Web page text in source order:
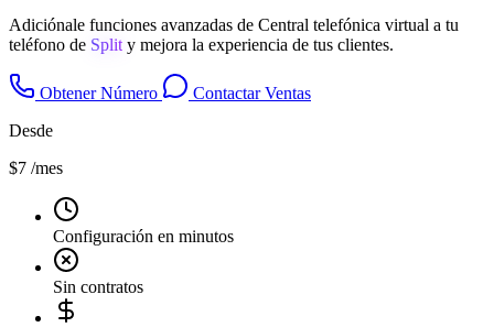
Adiciónale funciones avanzadas de Central telefónica virtual a tu
teléfono de Split y mejora la experiencia de tus clientes.
Obtener Número
Contactar Ventas
Desde
$7 /mes
Configuración en minutos
Sin contratos